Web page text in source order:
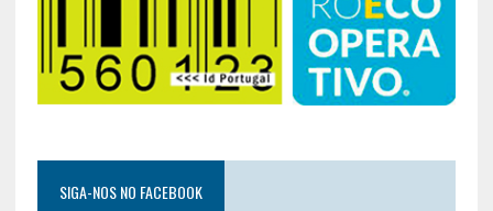
SIGA-NOS NO FACEBOOK